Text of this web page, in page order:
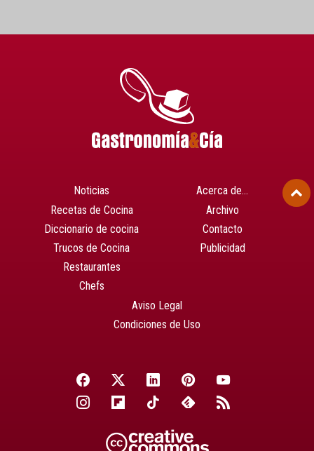
Noticias
Recetas de Cocina
Diccionario de cocina
Trucos de Cocina
Restaurantes
Chefs
Acerca de…
Archivo
Contacto
Publicidad
Aviso Legal
Condiciones de Uso